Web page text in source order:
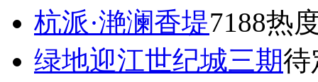
杭派·滟澜香堤7188热
绿地迎江世纪城三期待